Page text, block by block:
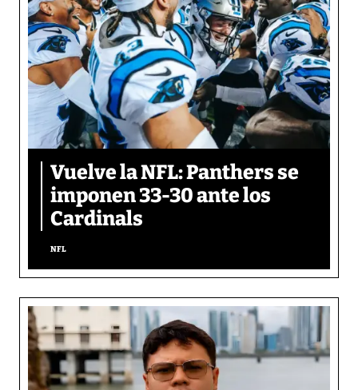
Vuelve la NFL: Panthers se
imponen 33-30 ante los
Cardinals
NFL